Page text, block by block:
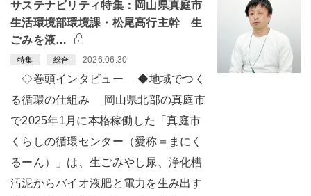
サステナビリティ特集：岡山県真庭市
生活環境部環境課・松尾高行主幹 生
ごみを液…
特集 総合 2026.06.30
◇巻頭インタビュー ◆地域でつく
る循環の仕組み 岡山県北部の真庭市
で2025年1月に本格稼働した「真庭市
くらしの循環センター（愛称＝まにく
るーん）」は、生ごみやし尿、浄化槽
汚泥からバイオ液肥と電力を生み出す